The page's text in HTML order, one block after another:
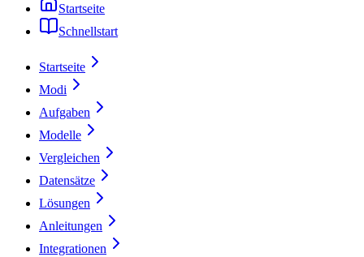
Startseite
Schnellstart
Startseite
Modi
Aufgaben
Modelle
Vergleichen
Datensätze
Lösungen
Anleitungen
Integrationen